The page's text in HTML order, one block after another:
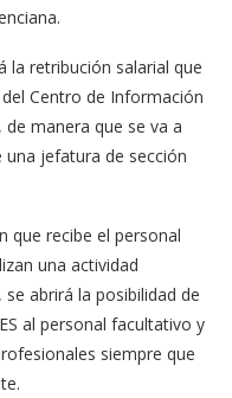
la retribución salarial que
Centro de Información
de manera que se va a
una jefatura de sección
que recibe el personal
una actividad
abrirá la posibilidad de
al personal facultativo y
siempre que